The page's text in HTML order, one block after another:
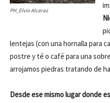
PH_Elvio Alcaraz
lentejas (con una hornalla para
postre y té o café para una
arrojamos piedras tratando de
Desde ese mismo lugar donde